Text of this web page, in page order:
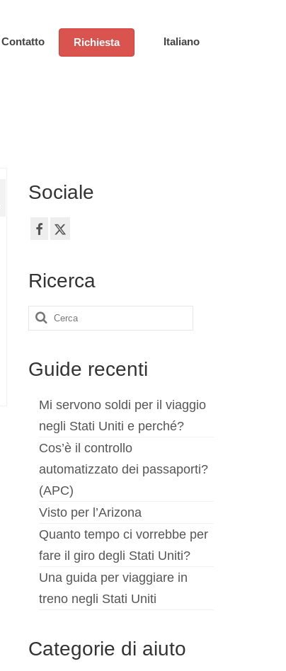
Contatto Richiesta Italiano
Sociale
Ricerca
Cerca:
Guide recenti
Mi servono soldi per il viaggio
negli Stati Uniti e perché?
Cos’è il controllo
automatizzato dei passaporti?
(APC)
Visto per l’Arizona
Quanto tempo ci vorrebbe per
fare il giro degli Stati Uniti?
Una guida per viaggiare in
treno negli Stati Uniti
Categorie di aiuto